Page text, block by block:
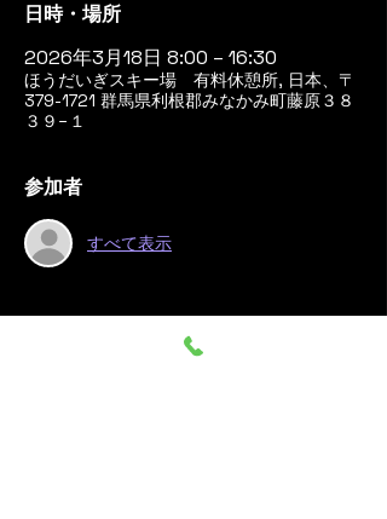
日時・場所
2026年3月18日 8:00 – 16:30
ほうだいぎスキー場 有料休憩所, 日本、〒
379-1721 群馬県利根郡みなかみ町藤原３８
３９−１
参加者
すべて表示